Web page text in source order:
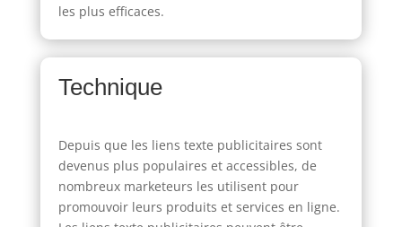
les plus efficaces.
Technique
Depuis que les liens texte publicitaires sont
devenus plus populaires et accessibles, de
nombreux marketeurs les utilisent pour
promouvoir leurs produits et services en ligne.